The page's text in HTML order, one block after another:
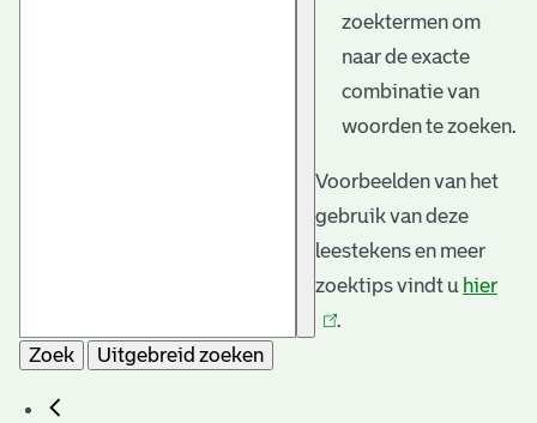
zoektermen om
naar de exacte
combinatie van
woorden te zoeken.
Voorbeelden van het
gebruik van deze
leestekens en meer
zoektips vindt u hier
.
Zoek
Uitgebreid zoeken